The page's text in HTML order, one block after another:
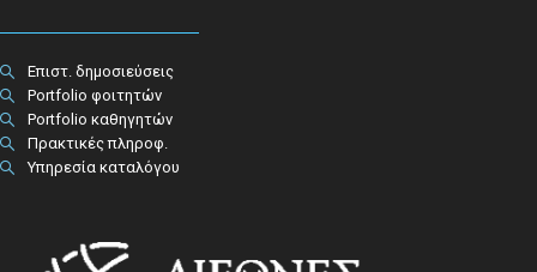
Επιστ. δημοσιεύσεις
Portfolio φοιτητών
Portfolio καθηγητών
Πρακτικές πληροφ.​
Υπηρεσία καταλόγου